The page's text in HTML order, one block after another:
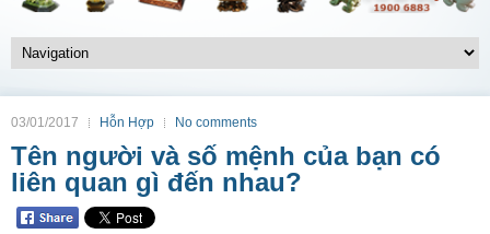
03/01/2017 Hỗn Hợp No comments
Tên người và số mệnh của bạn có
liên quan gì đến nhau?